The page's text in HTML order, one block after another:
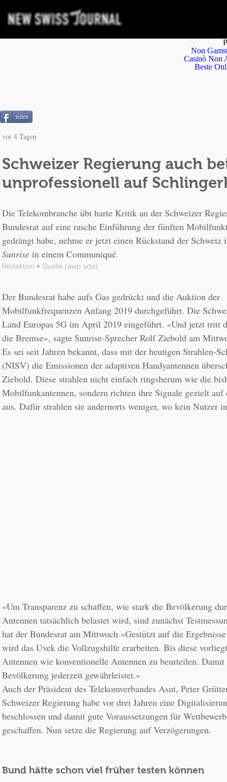
vor 4 Tagen
Schweizer Regierung auch
unprofessionell auf
Die Telekombranche übt harte Kritik an der Schweizer
Bundesrat auf eine rasche Einführung der fünften
Sunrise
Redaktion • Quelle (awp sda)
Der Bundesrat habe aufs Gas gedrückt und die Auktion der
Mobilfunkfrequenzen Anfang 2019 durchgeführt. Die
Land Europas 5G im April 2019 eingeführt. «Und jetzt tritt
Es sei seit Jahren bekannt, dass mit der heutigen Strahlen-
(NISV) die Emissionen der adaptiven Handyantennen
Ziebold. Diese strahlen nicht einfach ringsherum wie die
Mobilfunkantennen, sondern richten ihre Signale gezielt auf
aus. Dafür strahlen sie andernorts weniger, wo kein Nutzer
«Um Transparenz zu schaffen, wie stark die Bevölkerung
Antennen tatsächlich belastet wird, sind zunächst
hat der Bundesrat am Mittwoch «Gestützt auf die Ergebnisse
wird das Uvek die Vollzugshilfe erarbeiten. Bis diese
Antennen wie konventionelle Antennen zu beurteilen.
Bevölkerung jederzeit gewährleistet.»
Auch der Präsident des Telekomverbandes Asut, Peter
Schweizer Regierung habe vor drei Jahren eine
beschlossen und damit gute Voraussetzungen für
geschaffen. Nun setze die Regierung auf Verzögerungen.
Bund hätte schon viel früher testen können
teilen
Non
Casinò Non
Beste